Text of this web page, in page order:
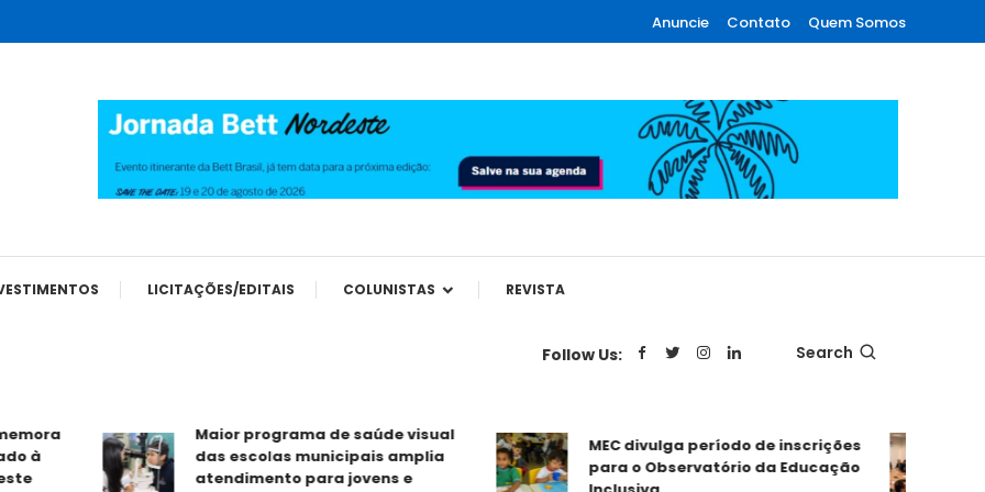
Anuncie Contato Quem Somos
LICITAÇÕES/EDITAIS COLUNISTAS REVISTA
Follow Us: Search
à
Maior programa de saúde visual
das escolas municipais amplia
atendimento para jovens e
MEC divulga período de inscrições
para o Observatório da Educação